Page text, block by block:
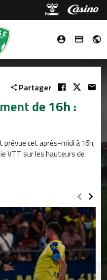
Partager
de 16h :
prévue cet après-midi à 16h,
VTT sur les hauteurs de